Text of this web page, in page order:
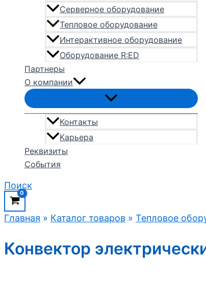
Серверное оборудование
Тепловое оборудование
Интерактивное оборудование
Оборудование R:ED
Партнеры
О компании
Контакты
Карьера
Реквизиты
События
Поиск
Главная » Каталог товаров » Тепловое
Конвектор